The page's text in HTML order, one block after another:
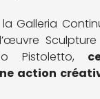
Galleria
Pistoletto,
action